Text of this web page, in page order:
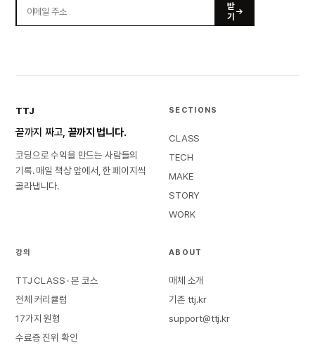
받
기
TTJ
끝까지 짜고, 끝까지 법니다.
코딩으로 수익을 만드는 사람들의
기록. 매일 책상 앞에서, 한 페이지씩
골라냅니다.
SECTIONS
CLASS
TECH
MAKE
STORY
WORK
강의
TTJ CLASS · 본 코스
전체 커리큘럼
17가지 원형
수료증 진위 확인
ABOUT
매체 소개
기존 ttj.kr
support@ttj.kr